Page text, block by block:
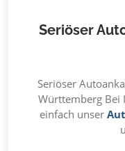
Seriöser
Seriöser
Württemberg Bei
einfach unser